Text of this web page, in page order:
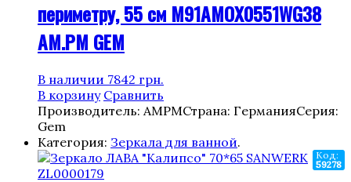
периметру, 55 см M91AMOX0551WG38
AM.PM GEM
В наличии 7842 грн.
В корзину Сравнить
Производитель: AMPMСтрана: ГерманияСерия:
Gem
Категория: Зеркала для ванной.
Код:
59278